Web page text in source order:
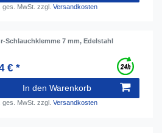
ges. MwSt. zzgl.Versandkosten
Schlauchklemme 7 mm, Edelstahl
€ *
In den Warenkorb
ges. MwSt. zzgl.Versandkosten